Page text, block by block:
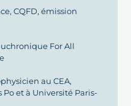
CQFD, émission
For All
au CEA,
et à Université Paris-